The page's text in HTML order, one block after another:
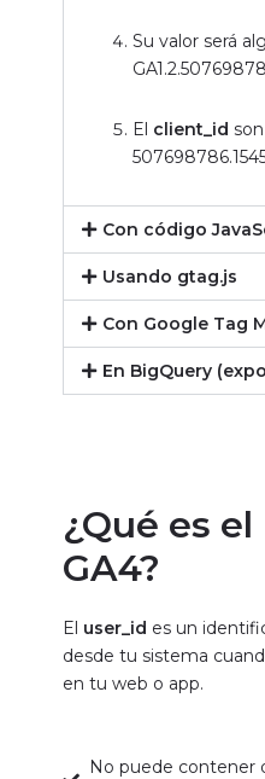
Su valor será
El client_id
Con código
Usando gtag.js
Con Google Tag
En BigQuery
¿Qué es
GA4?
El user_id es un
desde tu sistema
en tu web o app.
No puede contener